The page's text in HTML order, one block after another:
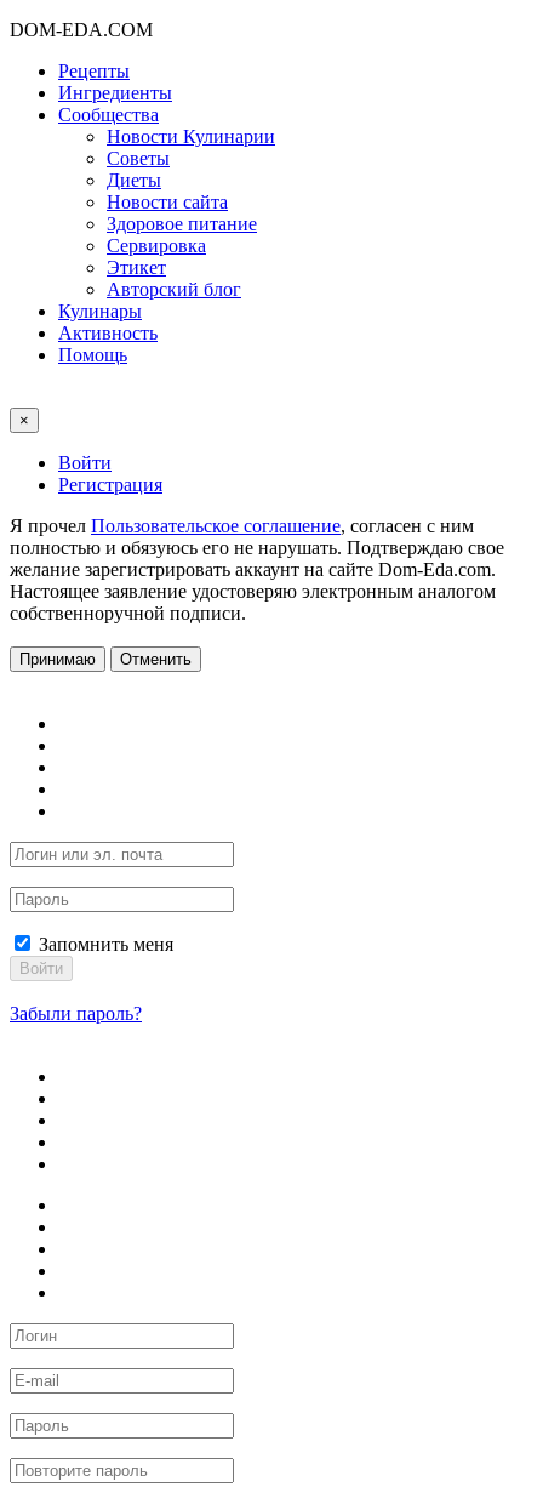
DOM-EDA.COM
Рецепты
Ингредиенты
Сообщества
Новости Кулинарии
Советы
Диеты
Новости сайта
Здоровое питание
Сервировка
Этикет
Авторский блог
Кулинары
Активность
Помощь
×
Войти
Регистрация
Я прочел Пользовательское соглашение, согласен с ним
полностью и обязуюсь его не нарушать. Подтверждаю свое
желание зарегистрировать аккаунт на сайте Dom-Eda.com.
Настоящее заявление удостоверяю электронным аналогом
собственноручной подписи.
Принимаю Отменить
Запомнить меня
Войти
Забыли пароль?